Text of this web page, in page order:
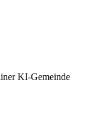
KI-Gemeinde